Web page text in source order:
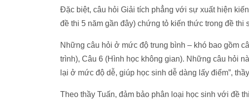
Đặc biệt, câu hỏi Giải tích phẳng với sự xuất hiện
đề thi 5 năm gần đây) chứng tỏ kiến thức trong đề thi
Những câu hỏi ở mức độ trung bình – khó bao gồm
trình), Câu 6 (Hình học không gian). Những câu hỏi
lại ở mức độ dễ, giúp học sinh dễ dàng lấy điểm”,
Theo thầy Tuấn, đảm bảo phân loại học sinh với đề